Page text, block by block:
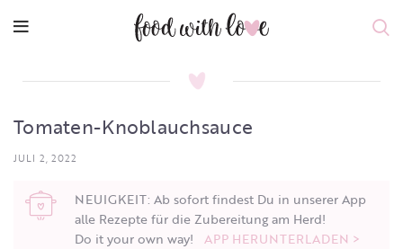
Tomaten-Knoblauchsauce
JULI 2, 2022
NEUIGKEIT: Ab sofort findest Du in unserer App
alle Rezepte für die Zubereitung am Herd!
Do it your own way! APP HERUNTERLADEN >